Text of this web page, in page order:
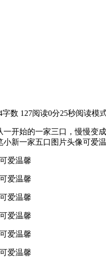
字数 127阅读0分25秒阅读模
一开始的一家三口，慢慢
新一家五口图片头像可爱